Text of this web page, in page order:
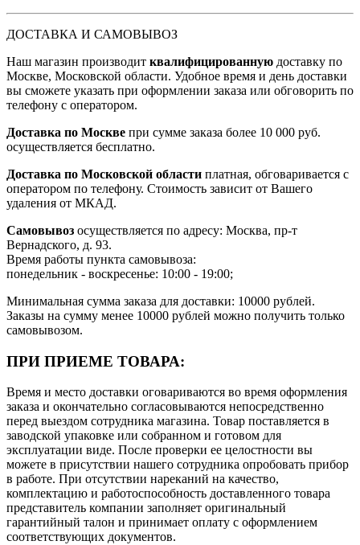
ДОСТАВКА И САМОВЫВОЗ
Наш магазин производит квалифицированную доставку по
Москве, Московской области. Удобное время и день доставки
вы сможете указать при оформлении заказа или обговорить по
телефону с оператором.
Доставка по Москве при сумме заказа более 10 000 руб.
осуществляется бесплатно.
Доставка по Московской области платная, обговаривается с
оператором по телефону. Стоимость зависит от Вашего
удаления от МКАД.
Самовывоз осуществляется по адресу: Москва, пр-т
Вернадского, д. 93.
Время работы пункта самовывоза:
понедельник - воскресенье: 10:00 - 19:00;
Минимальная сумма заказа для доставки: 10000 рублей.
Заказы на сумму менее 10000 рублей можно получить только
самовывозом.
ПРИ ПРИЕМЕ ТОВАРА:
Время и место доставки оговариваются во время оформления
заказа и окончательно согласовываются непосредственно
перед выездом сотрудника магазина. Товар поставляется в
заводской упаковке или собранном и готовом для
эксплуатации виде. После проверки ее целостности вы
можете в присутствии нашего сотрудника опробовать прибор
в работе. При отсутствии нареканий на качество,
комплектацию и работоспособность доставленного товара
представитель компании заполняет оригинальный
гарантийный талон и принимает оплату с оформлением
соответствующих документов.